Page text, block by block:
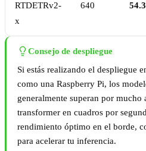
RTDETRv2-
x
640 54.3
Consejo de despliegue
Si estás realizando el despliegue
como una Raspberry Pi, los
generalmente superan por mucho
transformer en cuadros por
rendimiento óptimo en el borde,
para acelerar tu inferencia.